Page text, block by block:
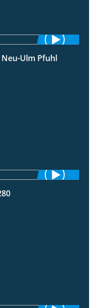
7:10
Ulm Pfuhl